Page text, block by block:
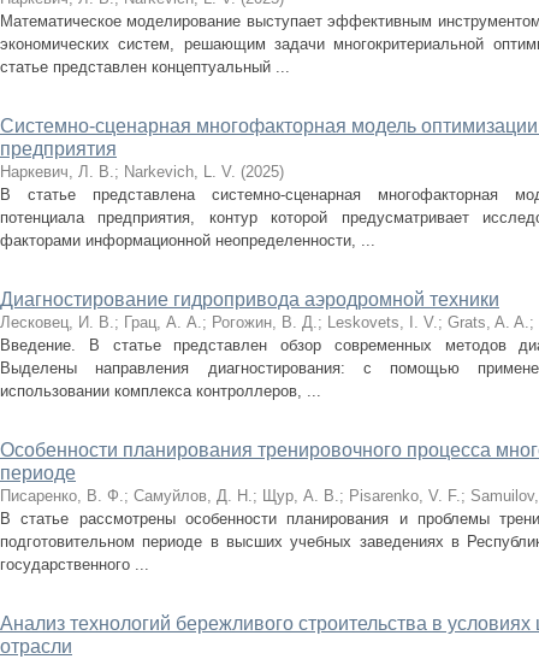
Математическое моделирование выступает эффективным
экономических систем, решающим задачи многокритериальной
статье представлен концептуальный ...
Системно-сценарная многофакторная модель
предприятия
Наркевич, Л. В.; Narkevich, L. V. (2025)
В статье представлена системно-сценарная многофакторная
потенциала предприятия, контур которой предусматривает
факторами информационной неопределенности, ...
Диагностирование гидропривода аэродромной техники
Лесковец, И. В.; Грац, А. А.; Рогожин, В. Д.; Leskovets, I. V.; Grats, A. A.;
Введение. В статье представлен обзор современных методов
Выделены направления диагностирования: с помощью
использовании комплекса контроллеров, ...
Особенности планирования тренировочного процесса
периоде
Писаренко, В. Ф.; Самуйлов, Д. Н.; Щур, А. В.; Pisarenko, V. F.;
В статье рассмотрены особенности планирования и проблемы
подготовительном периоде в высших учебных заведениях в
государственного ...
Анализ технологий бережливого строительства в
отрасли